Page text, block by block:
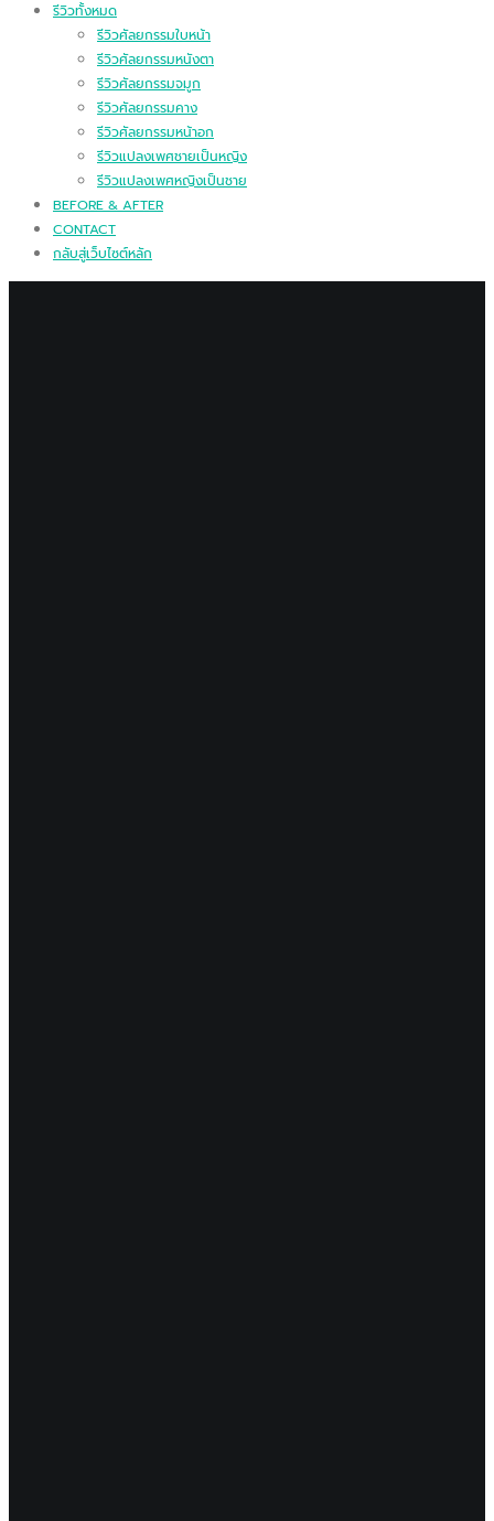
รีวิวทั้งหมด
รีวิวศัลยกรรมใบหน้า
รีวิวศัลยกรรมหนังตา
รีวิวศัลยกรรมจมูก
รีวิวศัลยกรรมคาง
รีวิวศัลยกรรมหน้าอก
รีวิวแปลงเพศชายเป็นหญิง
รีวิวแปลงเพศหญิงเป็นชาย
BEFORE & AFTER
CONTACT
กลับสู่เว็บไซต์หลัก